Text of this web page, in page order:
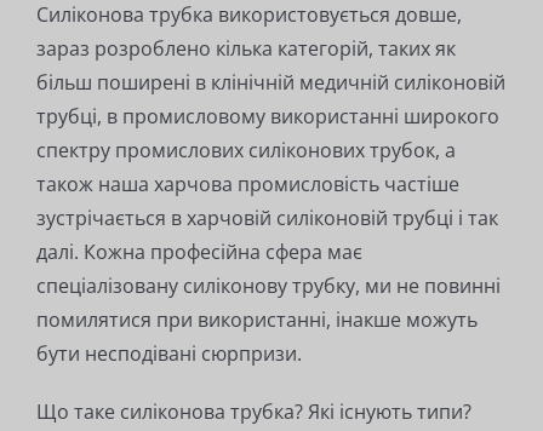
Силіконова трубка використовується довше,
зараз розроблено кілька категорій, таких як
більш поширені в клінічній медичній силіконовій
трубці, в промисловому використанні широкого
спектру промислових силіконових трубок, а
також наша харчова промисловість частіше
зустрічається в харчовій силіконовій трубці і так
далі. Кожна професійна сфера має
спеціалізовану силіконову трубку, ми не повинні
помилятися при використанні, інакше можуть
бути несподівані сюрпризи.
Що таке силіконова трубка? Які існують типи?